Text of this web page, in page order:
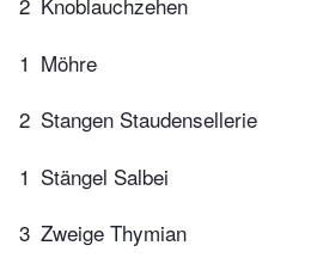
1 Möhre
2 Stangen Staudensellerie
1 Stängel Salbei
3 Zweige Thymian